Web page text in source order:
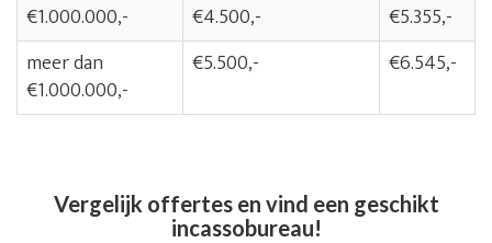
€1.000.000,-
€4.500,-
€5.355,-
meer dan
€1.000.000,-
€5.500,- €6.545,-
Vergelijk offertes en vind een geschikt
incassobureau!